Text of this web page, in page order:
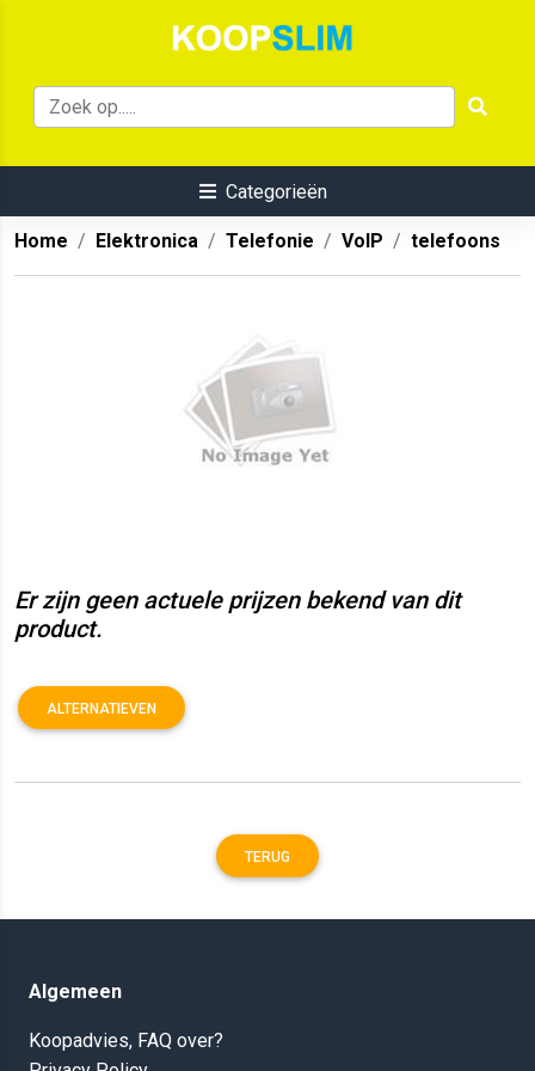
Categorieën
Home Elektronica Telefonie VoIP telefoons
Er zijn geen actuele prijzen bekend van dit
product.
ALTERNATIEVEN
TERUG
Algemeen
Koopadvies, FAQ over?